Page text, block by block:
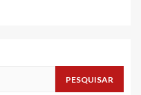
PESQUISAR